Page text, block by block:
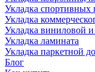
Укладка спортивных
Укладка
Укладка виниловой
Укладка ламината
Укладка паркетной
Блог